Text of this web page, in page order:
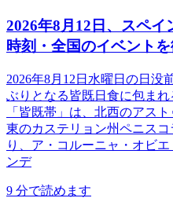
2026年8月12日、スペ
時刻・全国のイベント
2026年8月12日水曜日の日没
ぶりとなる皆既日食に包ま
「皆既帯」は、北西のアス
東のカステリョン州ペニス
り、ア・コルーニャ・オビ
ンデ
9 分で読めます